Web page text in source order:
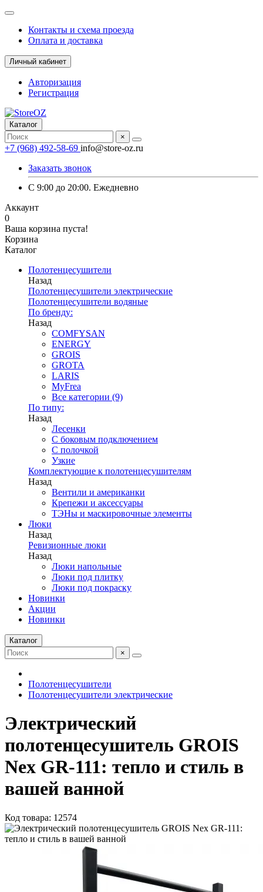
Контакты и схема проезда
Оплата и доставка
Личный кабинет
Авторизация
Регистрация
Каталог
×
+7 (968) 492-58-69 info@store-oz.ru
Заказать звонок
C 9:00 до 20:00. Ежедневно
Аккаунт
0
Ваша корзина пуста!
Корзина
Каталог
Полотенцесушители
Назад
Полотенцесушители электрические
Полотенцесушители водяные
По бренду:
Назад
COMFYSAN
ENERGY
GROIS
GROTA
LARIS
MyFrea
Все категории (9)
По типу:
Назад
Лесенки
С боковым подключением
С полочкой
Узкие
Комплектующие к полотенцесушителям
Назад
Вентили и американки
Крепежи и аксессуары
ТЭНы и маскировочные элементы
Люки
Назад
Ревизионные люки
Назад
Люки напольные
Люки под плитку
Люки под покраску
Новинки
Акции
Новинки
Каталог
×
Полотенцесушители
Полотенцесушители электрические
Электрический
полотенцесушитель GROIS
Nex GR-111: тепло и стиль в
вашей ванной
Код товара: 12574